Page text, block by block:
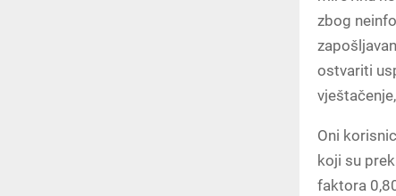
zbog
ostvariti
Oni
koji su
faktora